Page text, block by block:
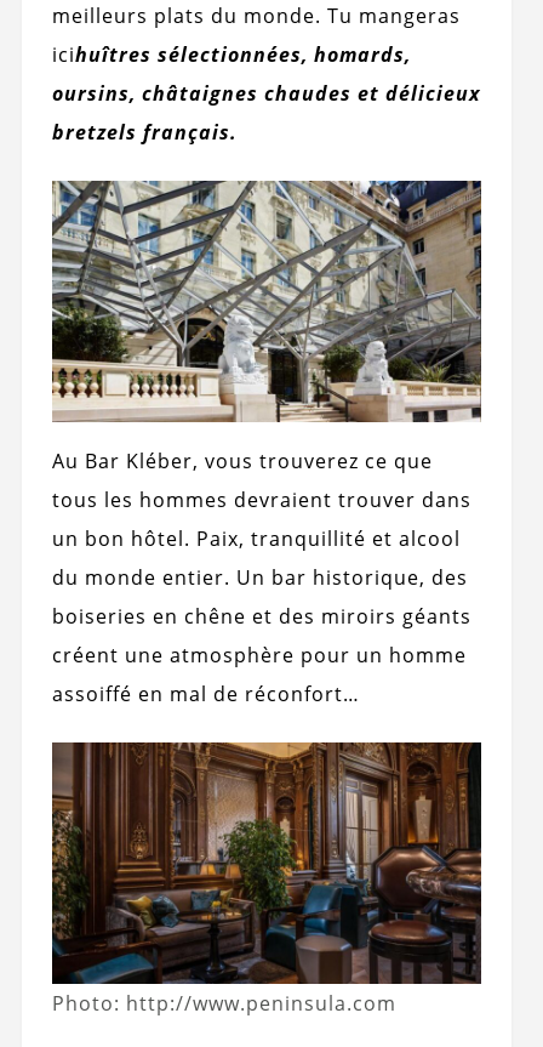
meilleurs plats du monde. Tu mangeras
icihuîtres sélectionnées, homards,
oursins, châtaignes chaudes et délicieux
bretzels français.
Au Bar Kléber, vous trouverez ce que
tous les hommes devraient trouver dans
un bon hôtel. Paix, tranquillité et alcool
du monde entier. Un bar historique, des
boiseries en chêne et des miroirs géants
créent une atmosphère pour un homme
assoiffé en mal de réconfort…
Photo: http://www.peninsula.com